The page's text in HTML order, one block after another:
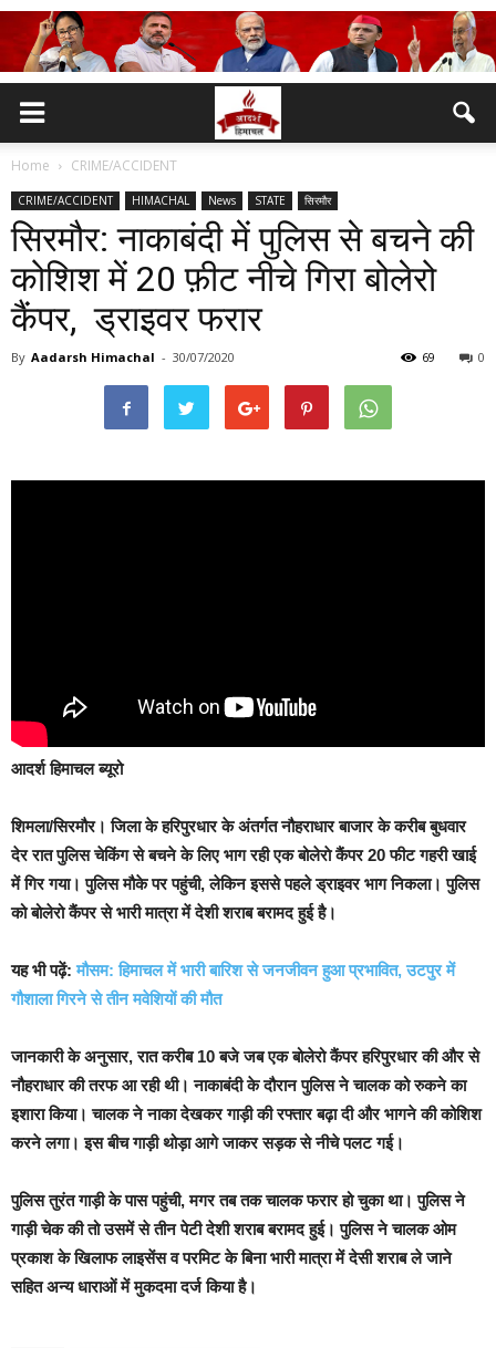
Home CRIME/ACCIDENT
CRIME/ACCIDENT HIMACHAL News STATE सिरमौर
सिरमौर: नाकाबंदी में पुलिस से बचने की
कोशिश में 20 फ़ीट नीचे गिरा बोलेरो
कैंपर, ड्राइवर फरार
By Aadarsh Himachal - 30/07/2020 0
69
आदर्श हिमाचल ब्यूरो
शिमला/सिरमौर। जिलाके हरिपुरधार के अंतर्गत नौहराधार बाजार के करीब बुधवार
देर रात पुलिस चेकिंग से बचने के लिए भाग रही एक बोलेराे कैंपर 20 फीट गहरी खाई
में गिर गया। पुलिस मौके पर पहुंची, लेकिन इससे पहले ड्राइवर भाग निकला। पुलिस
को बोलेरो कैंपर से भारी मात्रा में देशी शराब बरामद हुई है।
यह भी पढ़ें:मौसम: हिमाचल में भारी बारिश से जनजीवन हुआ प्रभावित, उटपुर में
गौशाला गिरने से तीन मवेशियों की मौत
जानकारी के अनुसार, रात करीब 10 बजे जब एक बोलेरो कैंपर हरिपुरधार की और से
नौहराधार की तरफ आ रही थी। नाकाबंदी के दौरान पुलिस ने चालक को रुकने का
इशारा किया। चालक ने नाका देखकर गाड़ी की रफ्तार बढ़ा दी और भागने की कोशिश
करने लगा। इस बीच गाड़ी थोड़ा आगे जाकर सड़क से नीचे पलट गई।
पुलिस तुरंत गाड़ी के पास पहुंची, मगर तब तक चालक फरार हो चुका था। पुलिस ने
गाड़ी चेक की तो उसमें से तीन पेटी देशी शराब बरामद हुई। पुलिस ने चालक ओम
प्रकाश के खिलाफ लाइसेंस व परमिट के बिना भारी मात्रा में देसी शराब ले जाने
सहित अन्य धाराओं में मुकदमा दर्ज किया है।